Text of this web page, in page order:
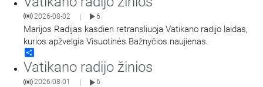
2026-08-02 | 6
Marijos Radijas kasdien retransliuoja Vatikano radijo laidas,
kurios apžvelgia Visuotinės Bažnyčios naujienas.
Vatikano radijo žinios
2026-08-01 6